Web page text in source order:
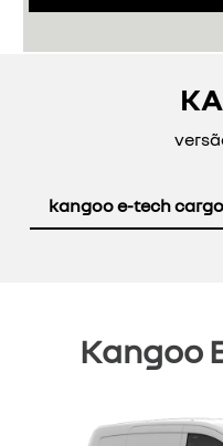
kangoo e-tech cargo
Kangoo